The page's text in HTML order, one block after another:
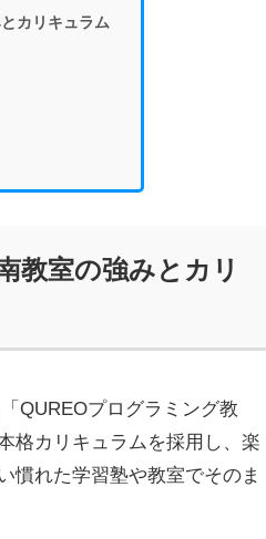
カリキュラム
教室の強みとカリ
QUREOプログラミング教
格カリキュラムを採用し、楽
慣れた学習塾や教室でそのま